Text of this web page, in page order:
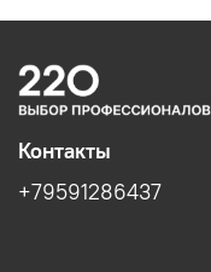
Контакты
+79591286437